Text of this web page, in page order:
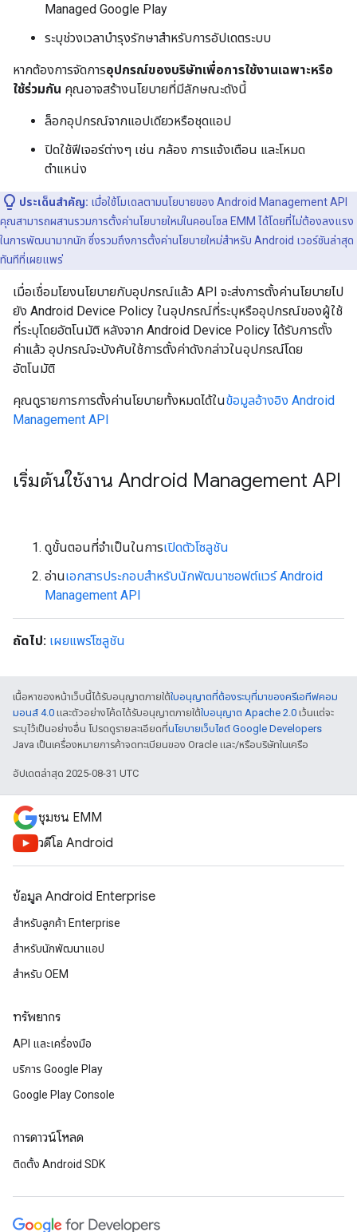
Managed Google Play
ระบุช่วงเวลาบำรุงรักษาสำหรับการอัปเดตระบบ
หากต้องการจัดการอุปกรณ์ของบริษัทเพื่อการใช้งานเฉพาะหรือ
ใช้ร่วมกัน คุณอาจสร้างนโยบายที่มีลักษณะดังนี้
ล็อกอุปกรณ์จากแอปเดียวหรือชุดแอป
ปิดใช้ฟีเจอร์ต่างๆ เช่น กล้อง การแจ้งเตือน และโหมด
ตำแหน่ง
ประเด็นสำคัญ: เมื่อใช้โมเดลตามนโยบายของ Android Management API
คุณสามารถผสานรวมการตั้งค่านโยบายใหม่ในคอนโซล EMM ได้โดยที่ไม่ต้องลงแรง
ในการพัฒนามากนัก ซึ่งรวมถึงการตั้งค่านโยบายใหม่สำหรับ Android เวอร์ชันล่าสุด
ทันทีที่เผยแพร่
เมื่อเชื่อมโยงนโยบายกับอุปกรณ์แล้ว API จะส่งการตั้งค่านโยบายไป
ยัง Android Device Policy ในอุปกรณ์ที่ระบุหรืออุปกรณ์ของผู้ใช้
ที่ระบุโดยอัตโนมัติ หลังจาก Android Device Policy ได้รับการตั้ง
ค่าแล้ว อุปกรณ์จะบังคับใช้การตั้งค่าดังกล่าวในอุปกรณ์โดย
อัตโนมัติ
คุณดูรายการการตั้งค่านโยบายทั้งหมดได้ในข้อมูลอ้างอิง Android
Management API
เริ่มต้นใช้งาน Android Management API
ดูขั้นตอนที่จำเป็นในการเปิดตัวโซลูชัน
อ่านเอกสารประกอบสำหรับนักพัฒนาซอฟต์แวร์ Android
Management API
ถัดไป: เผยแพร่โซลูชัน
เนื้อหาของหน้าเว็บนี้ได้รับอนุญาตภายใต้ใบอนุญาตที่ต้องระบุที่มาของครีเอทีฟคอม
มอนส์ 4.0 และตัวอย่างโค้ดได้รับอนุญาตภายใต้ใบอนุญาต Apache 2.0 เว้นแต่จะ
ระบุไว้เป็นอย่างอื่น โปรดดูรายละเอียดที่นโยบายเว็บไซต์ Google Developers
Java เป็นเครื่องหมายการค้าจดทะเบียนของ Oracle และ/หรือบริษัทในเครือ
อัปเดตล่าสุด 2025-08-31 UTC
ชุมชน EMM
วิดีโอ Android
ข้อมูล Android Enterprise
สำหรับลูกค้า Enterprise
สำหรับนักพัฒนาแอป
สำหรับ OEM
ทรัพยากร
API และเครื่องมือ
บริการ Google Play
Google Play Console
การดาวน์โหลด
ติดตั้ง Android SDK